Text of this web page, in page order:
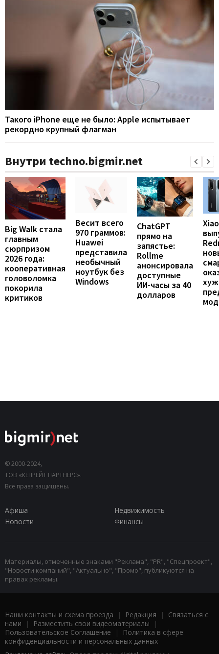
Такого iPhone еще не было: Apple испытывает
рекордно крупный флагман
Внутри techno.bigmir.net
Big Walk стала
главным
сюрпризом
2026 года:
кооперативная
головоломка
покорила
критиков
Весит всего
970 граммов:
Huawei
представила
необычный
ноутбук без
Windows
ChatGPT
прямо на
запястье:
Rollme
анонсировала
доступные
ИИ-часы за 40
долларов
© 2000-2024,
ТОВ «КЕПРЕЙТ ПАРТНЕРС».
Все права защищены.
Афиша
Недвижимость
Новости
Финансы
Материалы, отмеченные знаками "Реклама", "PR", "Спецпроект",
"Новости компаний", "Актуально", "Промо", публикуются на
правах рекламы.
Наши контакты и схема проезда | Редакция | Связаться с
нами | Разместить свои видеоматериалы |
Пользовательское Соглашение |
Политика в сфере
конфиденциальности и персональных данных